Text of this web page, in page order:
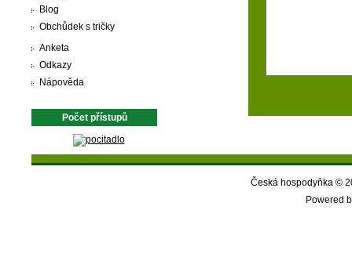
Blog
Obchůdek s tričky
Anketa
Odkazy
Nápověda
Počet přístupů
Česká hospodyňka ©
Powered